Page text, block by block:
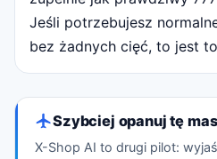
Jeśli potrzebujesz
bez żadnych cięć, to jest
Szybciej opanuj tę
X-Shop AI to drugi pilot: